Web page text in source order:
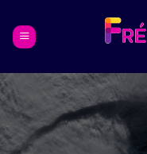
content